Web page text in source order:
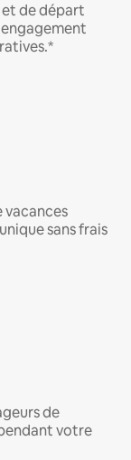
et de départ
vacances
sans frais
de
votre